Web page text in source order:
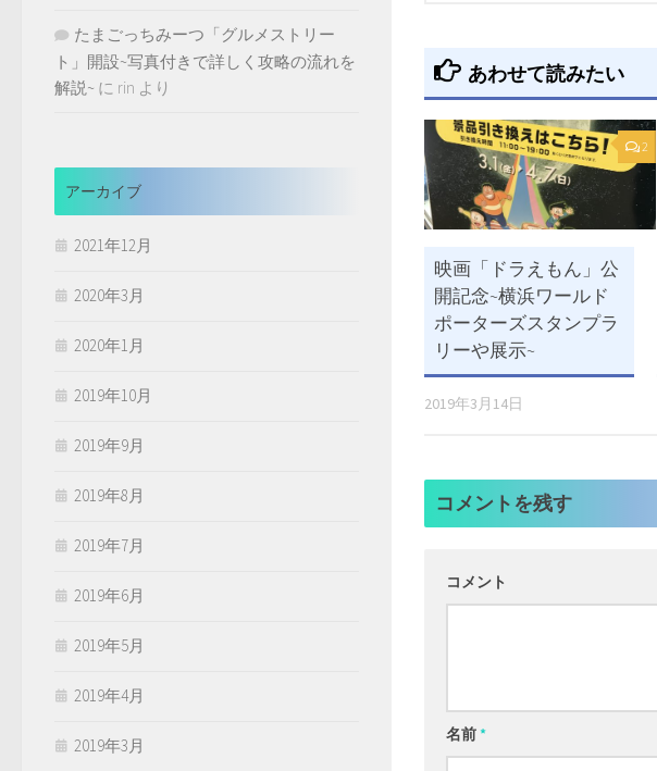
あわせて読みたい
2
映画「ドラえもん」公
開記念~横浜ワールド
ポーターズスタンプラ
リーや展示~
2019年3月14日
コメントを残す
コメント
名前*
たまごっちみーつ「グルメストリー
ト」開設~写真付きで詳しく攻略の流れを
解説~ に rin より
アーカイブ
2021年12月
2020年3月
2020年1月
2019年10月
2019年9月
2019年8月
2019年7月
2019年6月
2019年5月
2019年4月
2019年3月